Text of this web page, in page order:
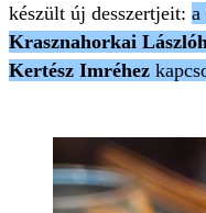
készült új desszertjeit: a
Krasznahorkai
Kertész Imréhez